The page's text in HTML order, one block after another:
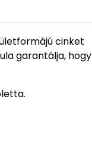
cinket
garantálja, hogy